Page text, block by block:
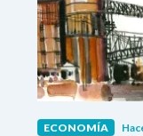
ECONOMÍA